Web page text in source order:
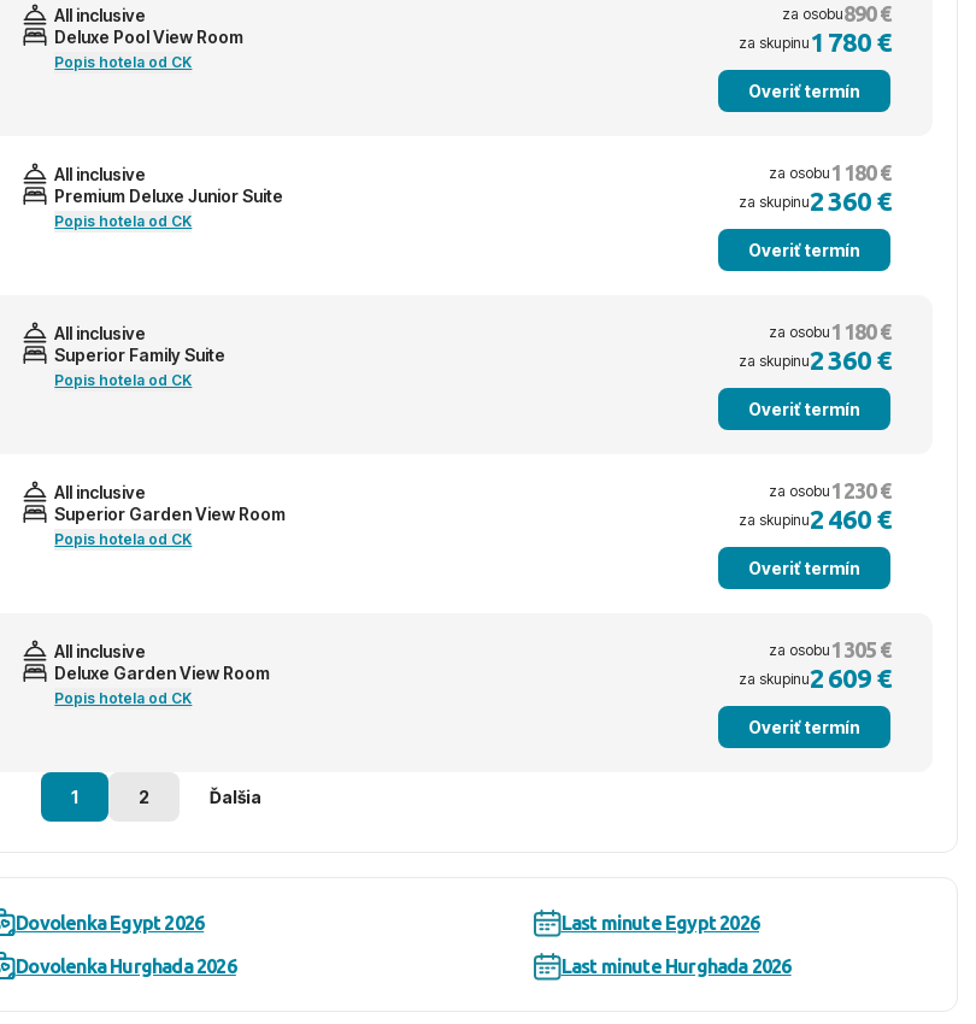
All inclusive
Deluxe Pool View Room
Popis hotela od CK
za osobu890 €
za skupinu 1 780 €
Overiť termín
All inclusive
Premium Deluxe Junior Suite
Popis hotela od CK
za osobu 1 180 €
za skupinu2 360 €
Overiť termín
All inclusive
Superior Family Suite
Popis hotela od CK
za osobu 1 180 €
za skupinu2 360 €
Overiť termín
All inclusive
Superior Garden View Room
Popis hotela od CK
za osobu 1 230 €
za skupinu2 460 €
Overiť termín
All inclusive
Deluxe Garden View Room
Popis hotela od CK
za osobu 1 305 €
za skupinu2 609 €
Overiť termín
1 2 Ďalšia
Dovolenka Egypt 2026
Last minute Egypt 2026
Dovolenka Hurghada 2026
Last minute Hurghada 2026